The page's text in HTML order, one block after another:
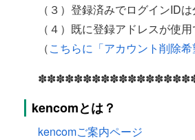
（３）登録済みでログインID
（４）既に登録アドレスが使
（こちらに「アカウント削除
kencomとは？
kencomご案内ページ